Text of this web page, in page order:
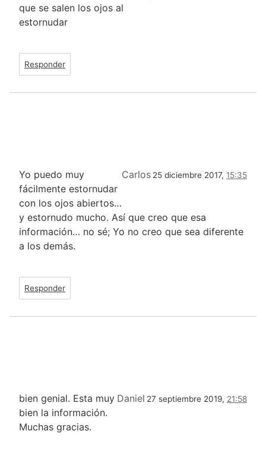
que se salen los ojos al
estornudar
Responder
Carlos 25 diciembre 2017, 15:35
Yo puedo muy
fácilmente estornudar
con los ojos abiertos…
y estornudo mucho. Así que creo que esa
información… no sé; Yo no creo que sea diferente
a los demás.
Responder
Daniel 27 septiembre 2019, 21:58
bien genial. Esta muy
bien la información.
Muchas gracias.